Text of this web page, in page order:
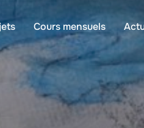
Cours mensuels